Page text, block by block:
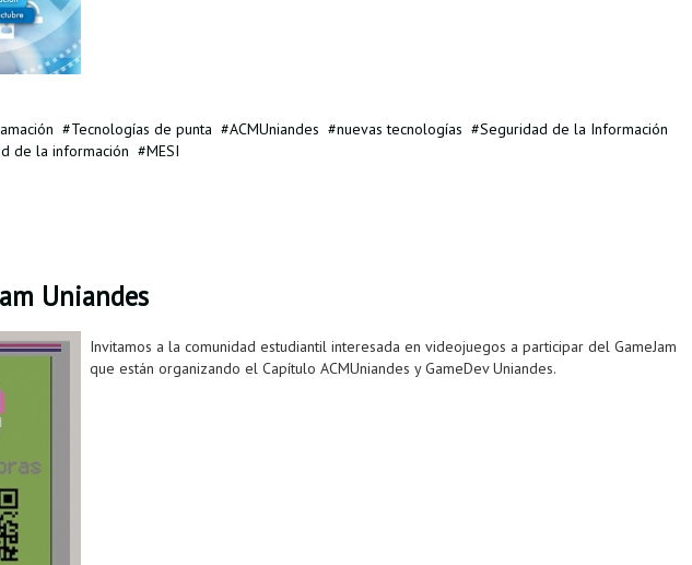
Tecnologías de punta ACMUniandes nuevas tecnologías
Seguridad de la Información
de la información
MESI
Uniandes
Invitamos a la comunidad estudiantil interesada en videojuegos a participar del GameJam
que están organizando el Capítulo ACMUniandes y GameDev Uniandes.